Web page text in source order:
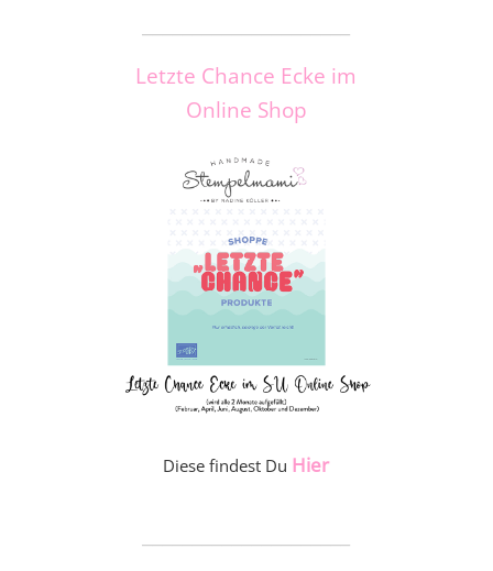
Letzte Chance Ecke im
Online Shop
Diese findest Du Hier